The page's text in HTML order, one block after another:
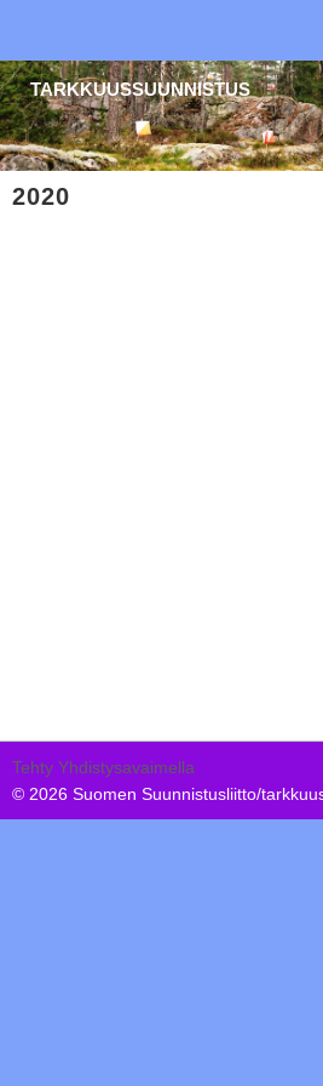
TARKKUUSSUUNNISTUS
2020
Tehty Yhdistysavaimella
© 2026 Suomen Suunnistusliitto/